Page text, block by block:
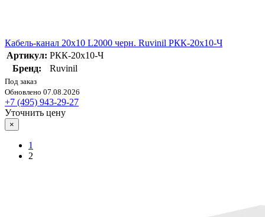
Кабель-канал 20х10 L2000 черн. Ruvinil РКК-20х10-Ч
Артикул: РКК-20х10-Ч
Бренд:
Ruvinil
Под заказ
Обновлено 07.08.2026
+7 (495) 943-29-27
Уточнить цену
×
1
2